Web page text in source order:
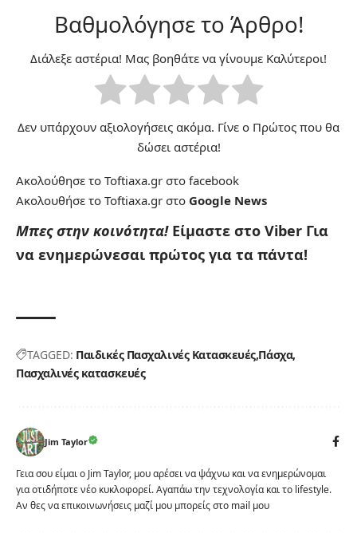
Βαθμολόγησε το Άρθρο!
Διάλεξε αστέρια! Μας βοηθάτε να γίνουμε Καλύτεροι!
Δεν υπάρχουν αξιολογήσεις ακόμα. Γίνε ο Πρώτος που θα
δώσει αστέρια!
Ακολούθησε το Toftiaxa.gr στο facebook
Ακολουθήσε το Toftiaxa.gr στο Google News
Μπες στην κοινότητα! Είμαστε στο Viber Για
να ενημερώνεσαι πρώτος για τα πάντα!
TAGGED: Παιδικές Πασχαλινές Κατασκευές Πάσχα
Πασχαλινές κατασκευές
Jim Taylor
Γεια σου είμαι ο Jim Taylor, μου αρέσει να ψάχνω και να ενημερώνομαι
για οτιδήποτε νέο κυκλοφορεί. Αγαπάω την τεχνολογία και το lifestyle.
Αν θες να επικοινωνήσεις μαζί μου μπορείς στο mail μου